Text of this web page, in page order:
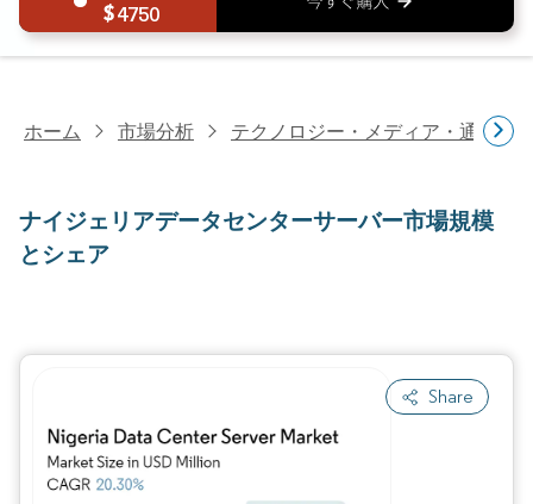
4750
ホーム 市場分析 テクノロジー・メディア・通信研
ナイジェリアデータセンターサーバー市場規模
とシェア
Share